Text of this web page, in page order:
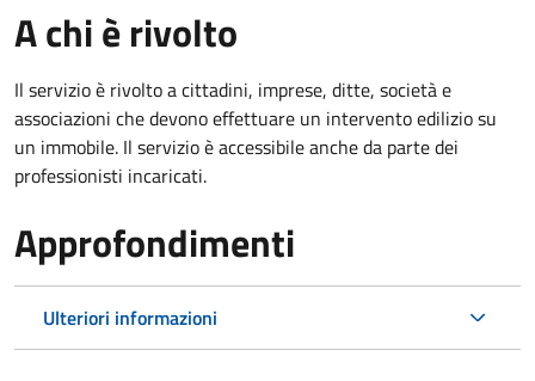
A chi è rivolto
Il servizio è rivolto a cittadini, imprese, ditte, società e
associazioni che devono effettuare un intervento edilizio su
un immobile. Il servizio è accessibile anche da parte dei
professionisti incaricati.
Approfondimenti
Ulteriori informazioni